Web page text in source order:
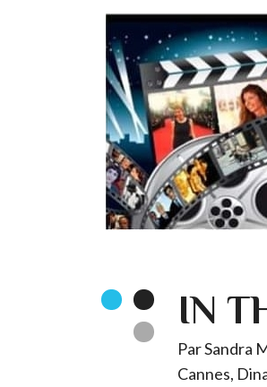
IN
Par Sandra
Cannes,